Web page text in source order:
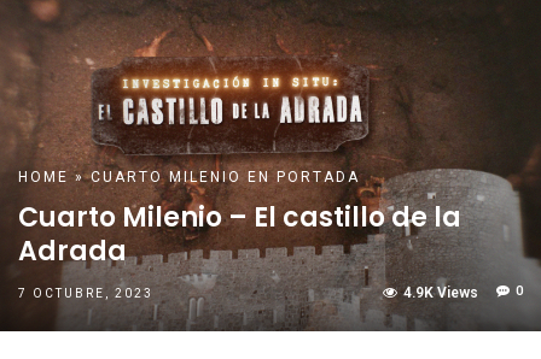
HOME »CUARTO MILENIO EN PORTADA
Cuarto Milenio – El castillo de la
Adrada
7 OCTUBRE, 2023 0
4.9K Views